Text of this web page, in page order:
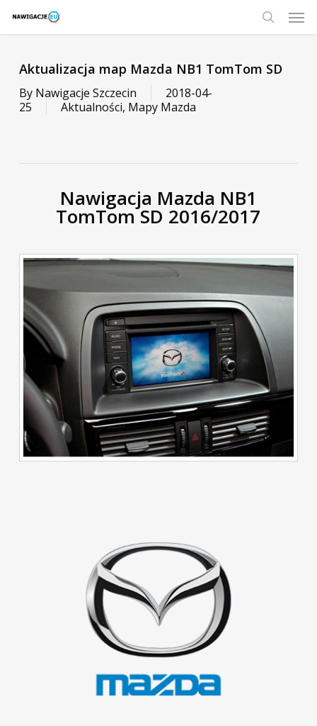
main search
Aktualizacja map Mazda NB1 TomTom SD
By Nawigacje Szczecin
2018-04-
25
Aktualności, Mapy Mazda
Nawigacja Mazda NB1
TomTom SD 2016/2017